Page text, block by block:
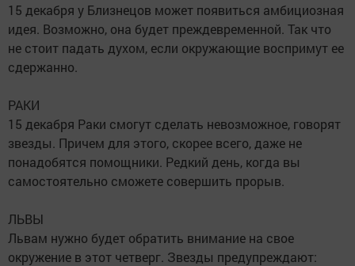
15 декабря у Близнецов может появиться амбициозная
идея. Возможно, она будет преждевременной. Так что
не стоит падать духом, если окружающие воспримут ее
сдержанно.
РАКИ
15 декабря Раки смогут сделать невозможное, говорят
звезды. Причем для этого, скорее всего, даже не
понадобятся помощники. Редкий день, когда вы
самостоятельно сможете совершить прорыв.
ЛЬВЫ
Львам нужно будет обратить внимание на свое
окружение в этот четверг. Звезды предупреждают: